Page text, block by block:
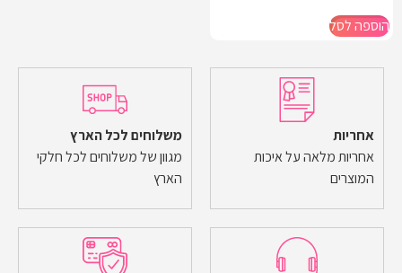
הוספה לסל
אחריות
אחריות מלאה על איכות
המוצרים
משלוחים לכל הארץ
מגוון של משלוחים לכל חלקי
הארץ